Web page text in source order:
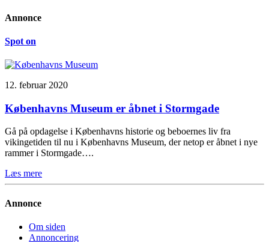
Annonce
Spot on
12. februar 2020
Københavns Museum er åbnet i Stormgade
Gå på opdagelse i Københavns historie og beboernes liv fra
vikingetiden til nu i Københavns Museum, der netop er åbnet i nye
rammer i Stormgade….
Læs mere
Annonce
Om siden
Annoncering